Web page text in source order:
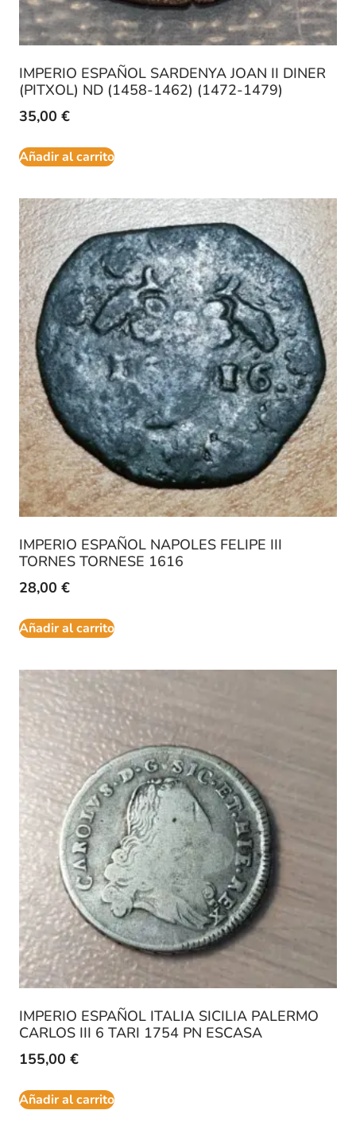
IMPERIO ESPAÑOL SARDENYA JOAN II DINER
(PITXOL) ND (1458-1462) (1472-1479)
35,00 €
Añadir al carrito
IMPERIO ESPAÑOL NAPOLES FELIPE III
TORNES TORNESE 1616
28,00 €
Añadir al carrito
IMPERIO ESPAÑOL ITALIA SICILIA PALERMO
CARLOS III 6 TARI 1754 PN ESCASA
155,00 €
Añadir al carrito